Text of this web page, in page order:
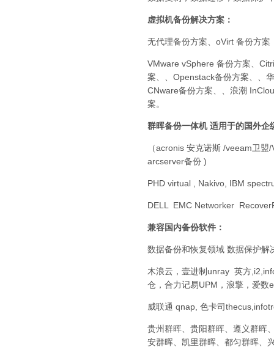
虚拟机备份解决方案：
无代理备份方案、oVirt 备份方
VMware vSphere 备份方案、
案、、Openstack备份方案、、
CNware备份方案、、浪潮
案。
群晖备份一体机 适用于的国外企
（acronis 安克诺斯 /veeam卫
arcserver备份 )
PHD virtual , Nakivo, IBM
DELL EMC Networker
兼容国内备份软件：
数据备份和恢复领域 数据保护
木浪云，壹进制unray 英方
仓，合力记易UPM，浪擎，爱
威联通 qnap, 色卡司
贵州群晖、贵阳群晖、遵义群晖
安群晖、凯里群晖、都匀群晖、